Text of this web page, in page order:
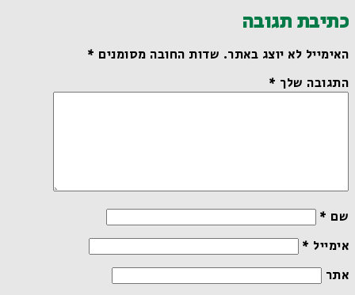
כתיבת תגובה
האימייל לא יוצג באתר.שדות החובה מסומנים*
התגובה שלך*
שם*
אימייל*
אתר